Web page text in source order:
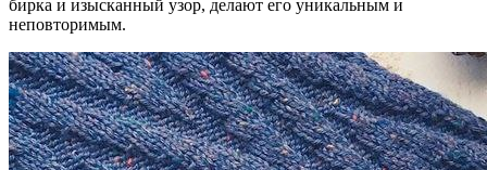
бирка и изысканный узор, делают его уникальным и
неповторимым.